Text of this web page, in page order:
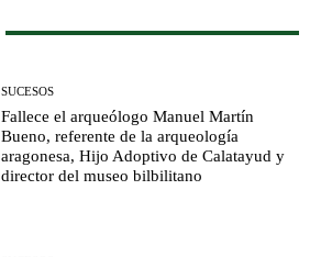
SUCESOS
Fallece el arqueólogo Manuel Martín
Bueno, referente de la arqueología
aragonesa, Hijo Adoptivo de Calatayud y
director del museo bilbilitano